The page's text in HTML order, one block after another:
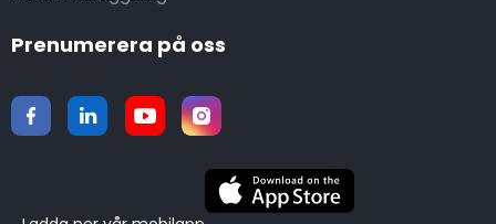
Prenumerera på oss